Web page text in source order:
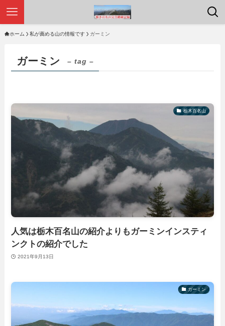
ホーム 私が薦める山の情報です ガーミン
ガーミン – tag –
栃木百名山
人気は栃木百名山の紹介よりもガーミンインスティ
ンクトの紹介でした
2021年9月13日
ガーミン